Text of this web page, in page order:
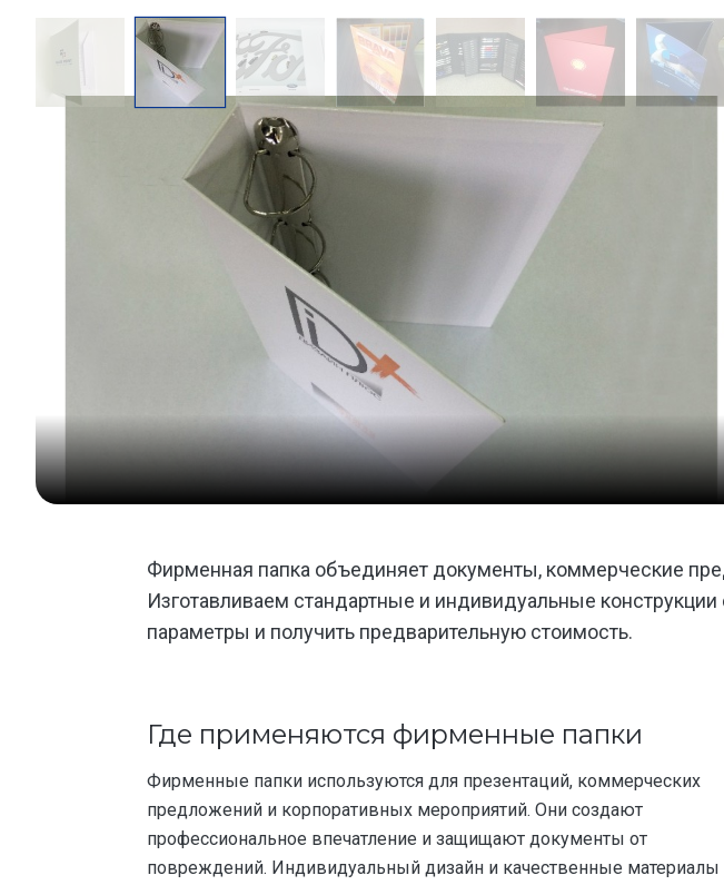
Кашировка
Индексная высечка
Фирменная папка объединяет документы, коммерческие
Изготавливаем стандартные и индивидуальные
параметры и получить предварительную стоимость.
Где применяются фирменные папки
Фирменные папки используются для презентаций, коммерческих
предложений и корпоративных мероприятий. Они создают
профессиональное впечатление и защищают документы от
повреждений. Индивидуальный дизайн и качественные материалы